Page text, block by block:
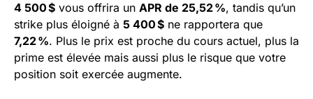
4 500 $ vous offrira un APR de 25,52 %, tandis qu’un
strike plus éloigné à 5 400 $ ne rapportera que
7,22 %. Plus le prix est proche du cours actuel, plus la
prime est élevée mais aussi plus le risque que votre
position soit exercée augmente.